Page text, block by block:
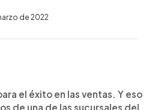
de 2022
el éxito en las ventas. Y eso
de una de las sucursales del